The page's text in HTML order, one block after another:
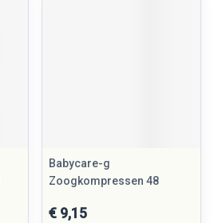
Babycare-g
Zoogkompressen 48
€ 9,15